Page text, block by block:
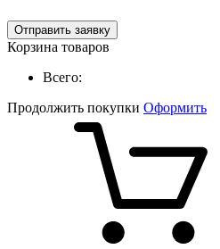
Отправить заявку
Корзина товаров
Всего:
Продолжить покупки Оформить